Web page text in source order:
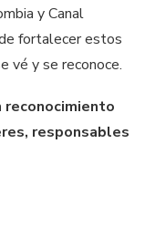
y Canal
fortalecer estos
vé y se reconoce.
reconocimiento
responsables